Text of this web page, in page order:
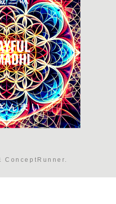
ConceptRunner.